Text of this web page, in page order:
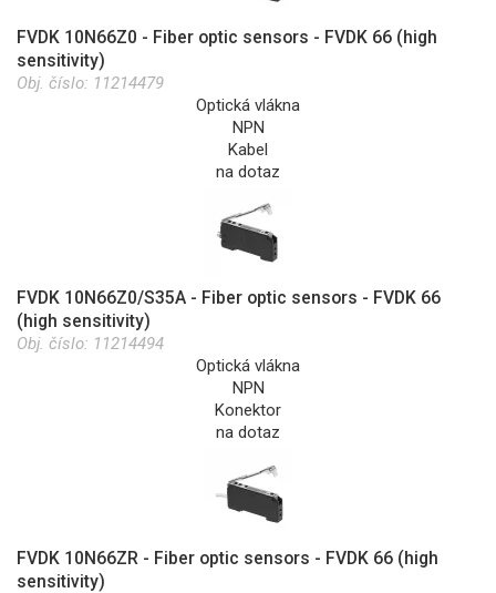
FVDK 10N66Z0 - Fiber optic sensors - FVDK 66 (high
sensitivity)
Obj. číslo: 11214479
Optická vlákna
NPN
Kabel
na dotaz
FVDK 10N66Z0/S35A - Fiber optic sensors - FVDK 66
(high sensitivity)
Obj. číslo: 11214494
Optická vlákna
NPN
Konektor
na dotaz
FVDK 10N66ZR - Fiber optic sensors - FVDK 66 (high
sensitivity)